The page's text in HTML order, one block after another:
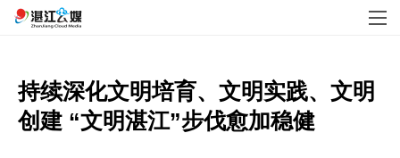
持续深化文明培育、文明实践、文明
创建 “文明湛江”步伐愈加稳健